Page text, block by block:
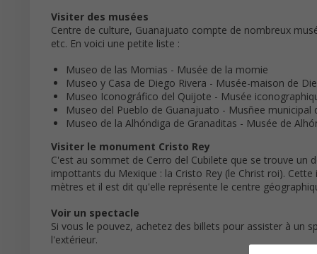
Visiter des musées
Centre de culture, Guanajuato compte de nombreux
etc. En voici une petite liste :
Museo de las Momias - Musée de la momie
Museo y Casa de Diego Rivera - Musée-maison de
Museo Iconográfico del Quijote - Musée
Museo del Pueblo de Guanajuato - Musñee municipal
Museo de la Alhóndiga de Granaditas - Musée de
Visiter le monument Cristo Rey
C'est au sommet de Cerro del Cubilete que se trouve un
impottants du Mexique : la Cristo Rey (le Christ roi).
mètres et il est dit qu'elle représente le centre
Voir un spectacle
Si vous le pouvez, achetez des billets pour assister à un
l'extérieur.